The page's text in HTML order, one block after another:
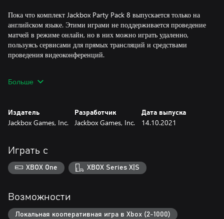
Пока что комплект Jackbox Party Pack 8 выпускается только на
английском языке. Этими играми не поддерживается проведение
матчей в режиме онлайн, но в них можно играть удаленно,
пользуясь сервисами для прямых трансляций и средствами
проведения видеоконференций.
ответами. В этой обновленной версии игроки создают
повторяющиеся мультипликации из двух кадров на основе
The Wheel of Enormous Proportions (от 2 до 8 игроков) — таких
больших викторин еще никогда не было! Фантастическая,
таинственная Рулетка задает самые разнообразные трудные
позволяющими надеяться на большой выигрыш после каждой
отвечает на самый сокровенный вопрос одного игрока.
Больше
Издатель
Jackbox Games, Inc.
Разработчик
Jackbox Games, Inc.
Дата выпуска
14.10.2021
Играть с
XBOX One XBOX Series X|S
Возможности
Локальная кооперативная игра в Xbox (2-1000)